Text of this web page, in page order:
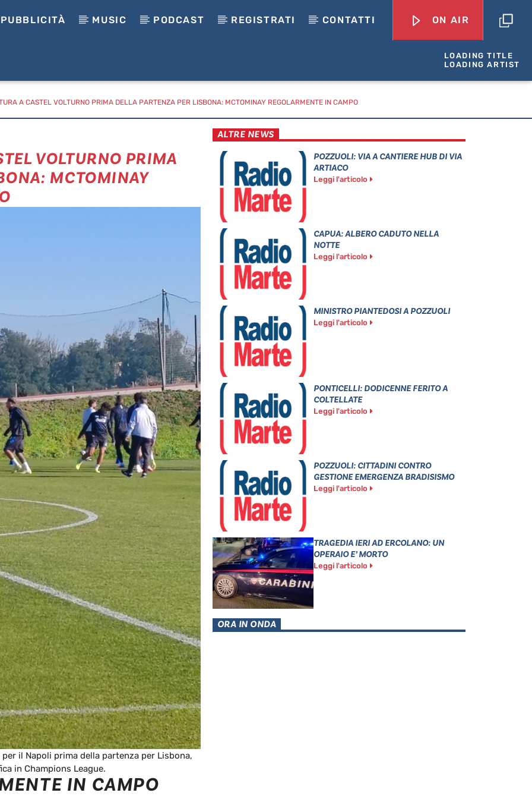
PUBBLICITÀ MUSIC PODCAST REGISTRATI CONTATTI ON AIR
LOADING TITLE
LOADING ARTIST
A CASTEL VOLTURNO PRIMA DELLA PARTENZA PER LISBONA: MCTOMINAY REGOLARMENTE IN CAMPO
VOLTURNO PRIMA
MCTOMINAY
il Napoli prima della partenza per Lisbona,
in Champions League.
IN CAMPO
ALTRE NEWS
POZZUOLI: VIA A CANTIERE HUB DI VIA
ARTIACO
Leggi l'articolo
CAPUA: ALBERO CADUTO NELLA
NOTTE
Leggi l'articolo
MINISTRO PIANTEDOSI A POZZUOLI
Leggi l'articolo
PONTICELLI: DODICENNE FERITO A
COLTELLATE
Leggi l'articolo
POZZUOLI: CITTADINI CONTRO
GESTIONE EMERGENZA BRADISISMO
Leggi l'articolo
TRAGEDIA IERI AD ERCOLANO: UN
OPERAIO E’ MORTO
Leggi l'articolo
ORA IN ONDA